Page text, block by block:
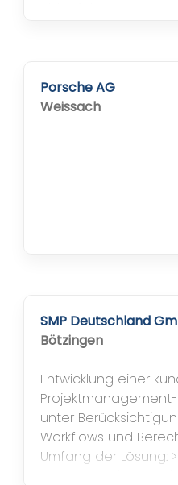
Porsche AG
Weissach
SMP Deutschland
Bötzingen
Entwicklung einer
unter
Workflows und
Umfang der Lösung: